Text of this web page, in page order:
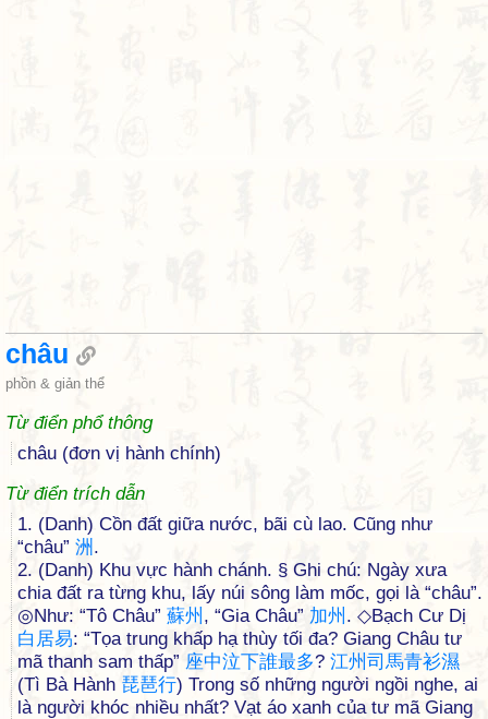
châu
phồn & giản thể
Từ điển phổ thông
châu (đơn vị hành chính)
Từ điển trích dẫn
1. (Danh) Cồn đất giữa nước, bãi cù lao. Cũng như
“châu” 洲 .
2. (Danh) Khu vực hành chánh. § Ghi chú: Ngày xưa
chia đất ra từng khu, lấy núi sông làm mốc, gọi là “châu”.
◎Như: “Tô Châu” 蘇州 , “Gia Châu” 加州 . ◇Bạch Cư Dị
白 居易: “Tọa trung khấp hạ thùy tối đa? Giang Châu tư
mã thanh sam thấp” 座中泣下誰最多? 江州 司 馬青衫濕
(Tì Bà Hành 琵琶行) Trong số những người ngồi nghe, ai
là người khóc nhiều nhất? Vạt áo xanh của tư mã Giang